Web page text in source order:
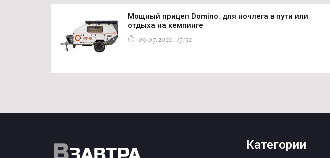
Мощный прицеп Domino: для ночлега в пути или
отдыха на кемпинге
09.07.2022, 17:52
Категории